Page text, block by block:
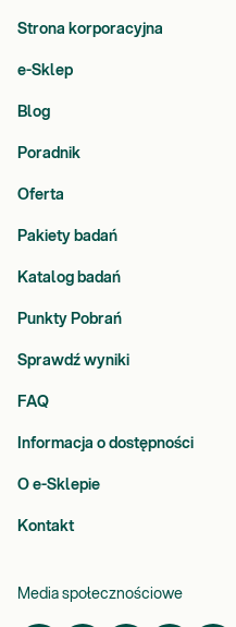
Strona korporacyjna
e-Sklep
Blog
Poradnik
Oferta
Pakiety badań
Katalog badań
Punkty Pobrań
Sprawdź wyniki
FAQ
Informacja o dostępności
O e-Sklepie
Kontakt
Media społecznościowe